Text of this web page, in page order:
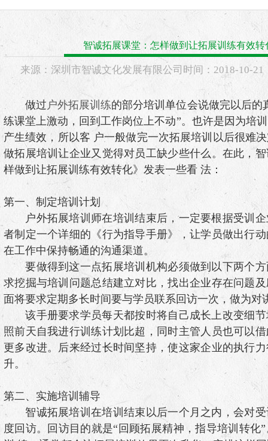
智诚拓展课堂：怎样做到让拓展训练有效转
来源： 深圳市智诚文化发展有限公司 时间： 2018-10-21
做过 户外拓展训练的部分培训单位会说做完以后的
练课堂上激动，回到工作岗位上不动”。也许是因为培
产生绩效，所以客 户一般做完一次拓展培训以后很难
做拓展培训让企业又觉得对员工缺少些什么。在此，
样做到让拓展训练有效转化》发表一些看 法：
第一、制定培训计划
户外拓展培训师在培训结束后，一定要根据受训企
者制定一个详细的《行为指导手册》，让学员做出行
在工作中保持畅通的沟通渠道。
要做得到这一点拓展培训机构必须做到以下两个方
求挖掘与培训问题总结建立对比，找出企业存在问题
面将要求定期多长时间要与学员联系回访一次，做为对
该手册要求学员每天都按时将自己成长上改变细节
照前天自我进行训练计划比超，同时主管人员也可以
更多改进。后来经过长时间坚持，使这家企业的执行
升。
第二、实施培训辅导
智诚拓展培训在培训结束以后一个月之内，会对受
度回访。回访目的就是“回顾拓展精神，指导培训转化